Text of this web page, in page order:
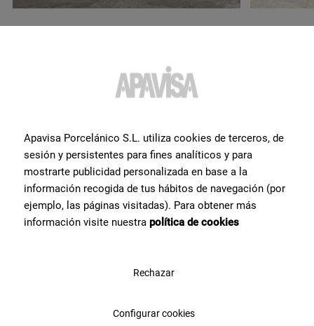
informazioni o aiutocon un
prodotto??
Contatta il team di specialisti in piastrelle di Apavisa Porcelánico. Ti
forniremo consulenza e tutte le risposte di cui hai bisogno per
realizzare il tuo progetto.
Apavisa Porcelánico S.L. utiliza cookies de terceros, de
sesión y persistentes para fines analíticos y para
mostrarte publicidad personalizada en base a la
información recogida de tus hábitos de navegación (por
ejemplo, las páginas visitadas). Para obtener más
información visite nuestra política de cookies
Rechazar
Configurar cookies